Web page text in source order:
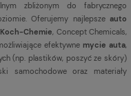
zbliżonym do fabrycznego
Oferujemy najlepszeauto
Koch-Chemie, Concept Chemicals,
efektywne mycie auta,
(np. plastików, poszyć ze skóry)
samochodowe oraz materiały